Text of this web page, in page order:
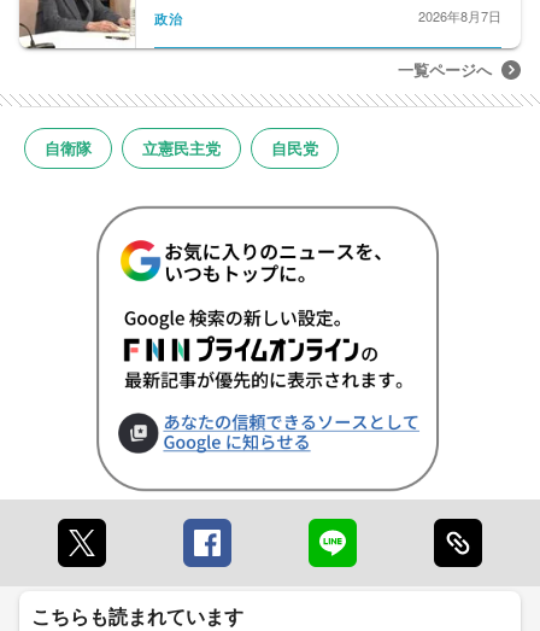
政治 2026年8月7日
一覧ページへ
自衛隊 立憲民主党 自民党
こちらも読まれています